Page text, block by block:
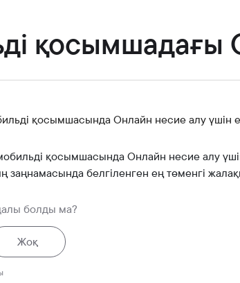
қосымшадағы
қосымшасында Онлайн несие алу үшін
қосымшасында Онлайн несие алу
заңнамасында белгіленген ең төменгі
болды ма?
Жоқ